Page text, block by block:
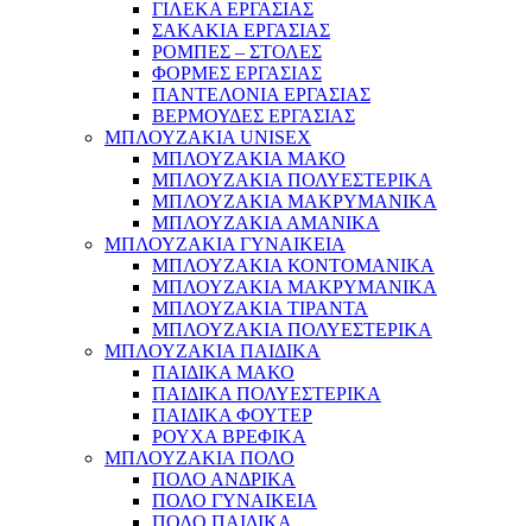
ΓΙΛΕΚΑ ΕΡΓΑΣΙΑΣ
ΣΑΚΑΚΙΑ ΕΡΓΑΣΙΑΣ
ΡΟΜΠΕΣ – ΣΤΟΛΕΣ
ΦΟΡΜΕΣ ΕΡΓΑΣΙΑΣ
ΠΑΝΤΕΛΟΝΙΑ ΕΡΓΑΣΙΑΣ
ΒΕΡΜΟΥΔΕΣ ΕΡΓΑΣΙΑΣ
ΜΠΛΟΥΖΑΚΙΑ UNISEX
ΜΠΛΟΥΖΑΚΙΑ ΜΑΚΟ
ΜΠΛΟΥΖΑΚΙΑ ΠΟΛΥΕΣΤΕΡΙΚΑ
ΜΠΛΟΥΖΑΚΙΑ ΜΑΚΡΥΜΑΝΙΚΑ
ΜΠΛΟΥΖΑΚΙΑ ΑΜΑΝΙΚΑ
ΜΠΛΟΥΖΑΚΙΑ ΓΥΝΑΙΚΕΙΑ
ΜΠΛΟΥΖΑΚΙΑ ΚΟΝΤΟΜΑΝΙΚΑ
ΜΠΛΟΥΖΑΚΙΑ ΜΑΚΡΥΜΑΝΙΚΑ
ΜΠΛΟΥΖΑΚΙΑ ΤΙΡΑΝΤΑ
ΜΠΛΟΥΖΑΚΙΑ ΠΟΛΥΕΣΤΕΡΙΚΑ
ΜΠΛΟΥΖΑΚΙΑ ΠΑΙΔΙΚΑ
ΠΑΙΔΙΚΑ ΜΑΚΟ
ΠΑΙΔΙΚΑ ΠΟΛΥΕΣΤΕΡΙΚΑ
ΠΑΙΔΙΚΑ ΦΟΥΤΕΡ
ΡΟΥΧΑ ΒΡΕΦΙΚΑ
ΜΠΛΟΥΖΑΚΙΑ ΠΟΛΟ
ΠΟΛΟ ΑΝΔΡΙΚΑ
ΠΟΛΟ ΓΥΝΑΙΚΕΙΑ